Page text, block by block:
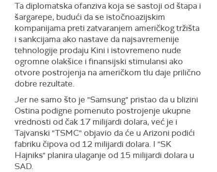
Ta diplomatska ofanziva koja se sastoji od štapa i
šargarepe, budući da se istočnoazijskim
kompanijama preti zatvaranjem američkog tržišta
i sankcijama ako nastave da najsavremenije
tehnologije prodaju Kini i istovremeno nude
ogromne olakšice i finansijski stimulansi ako
otvore postrojenja na američkom tlu daje prilično
dobre rezultate.
Jer ne samo što je "Samsung" pristao da u blizini
Ostina podigne pomenuto postrojenje ukupne
vrednosti od čak 17 milijardi dolara, već je i
Tajvanski "TSMC" objavio da će u Arizoni podići
fabriku čipova od 12 milijardi dolara. I "SK
Hajniks" planira ulaganje od 15 milijardi dolara u
SAD.